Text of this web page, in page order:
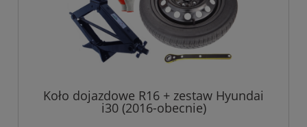
Koło dojazdowe R16 + zestaw Hyundai
i30 (2016-obecnie)